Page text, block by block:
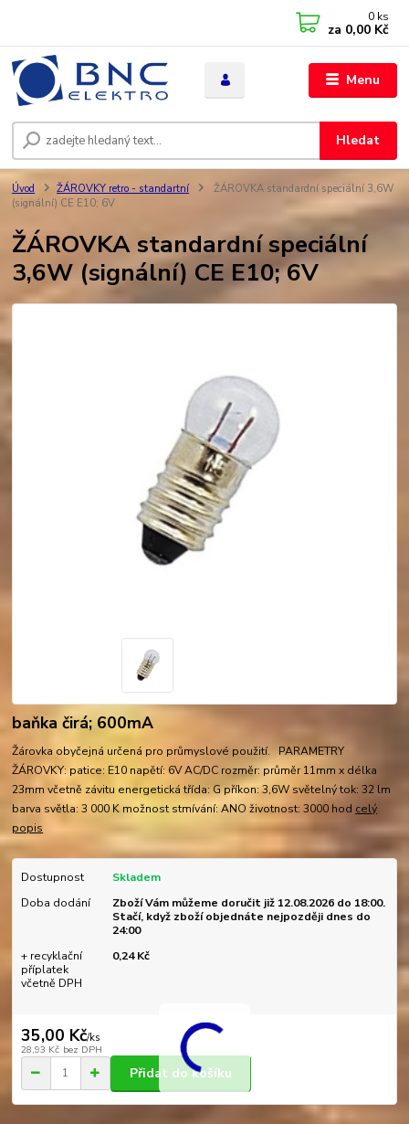
Menu
Hledat
0 ks
za 0,00 Kč
Úvod ŽÁROVKY retro - standartní
ŽÁROVKA standardní speciální 3,6W
(signální) CE E10; 6V
ŽÁROVKA standardní speciální
3,6W (signální) CE E10; 6V
baňka čirá; 600mA
Žárovka obyčejná určená pro průmyslové použití. PARAMETRY
ŽÁROVKY: patice: E10 napětí: 6V AC/DC rozměr: průměr 11mm x délka
23mm včetně závitu energetická třída: G příkon: 3,6W světelný tok: 32 lm
barva světla: 3 000 K možnost stmívání: ANO životnost: 3000 hod celý
popis
Dostupnost
Skladem
Doba dodání
Zboží Vám můžeme doručit již 12.08.2026 do 18:00.
Stačí, když zboží objednáte nejpozději dnes do
24:00
+ recyklační
příplatek
včetně DPH
0,24 Kč
35,00 Kč/ks
28,93 Kč bez DPH
Přidat do košíku